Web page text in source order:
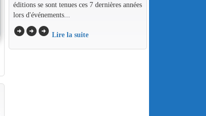
éditions se sont tenues ces 7 dernières années
lors d'événements...
arrow_circle_rightarrow_circle_rightarrow_circle_right Lire la suite